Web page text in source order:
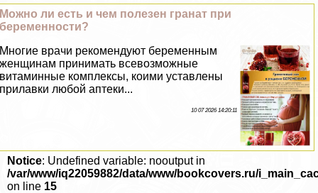
Можно ли есть и чем полезен гранат при
беременности?
Многие врачи рекомендуют беременным
женщинам принимать всевозможные
витаминные комплексы, коими уставлены
прилавки любой аптеки...
10 07 2026 14:20:11
Notice: Undefined variable: nooutput in
/var/www/iq22059882/data/www/bookcovers.ru/
on line 15